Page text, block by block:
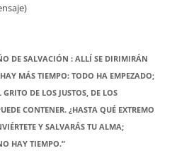
DE SALVACIÓN : ALLÍ SE DIRIMIRÁN
MÁS TIEMPO: TODO HA EMPEZADO;
DE LOS JUSTOS, DE LOS
CONTENER. ¿HASTA QUÉ EXTREMO
Y SALVARÁS TU ALMA;
HAY TIEMPO.”